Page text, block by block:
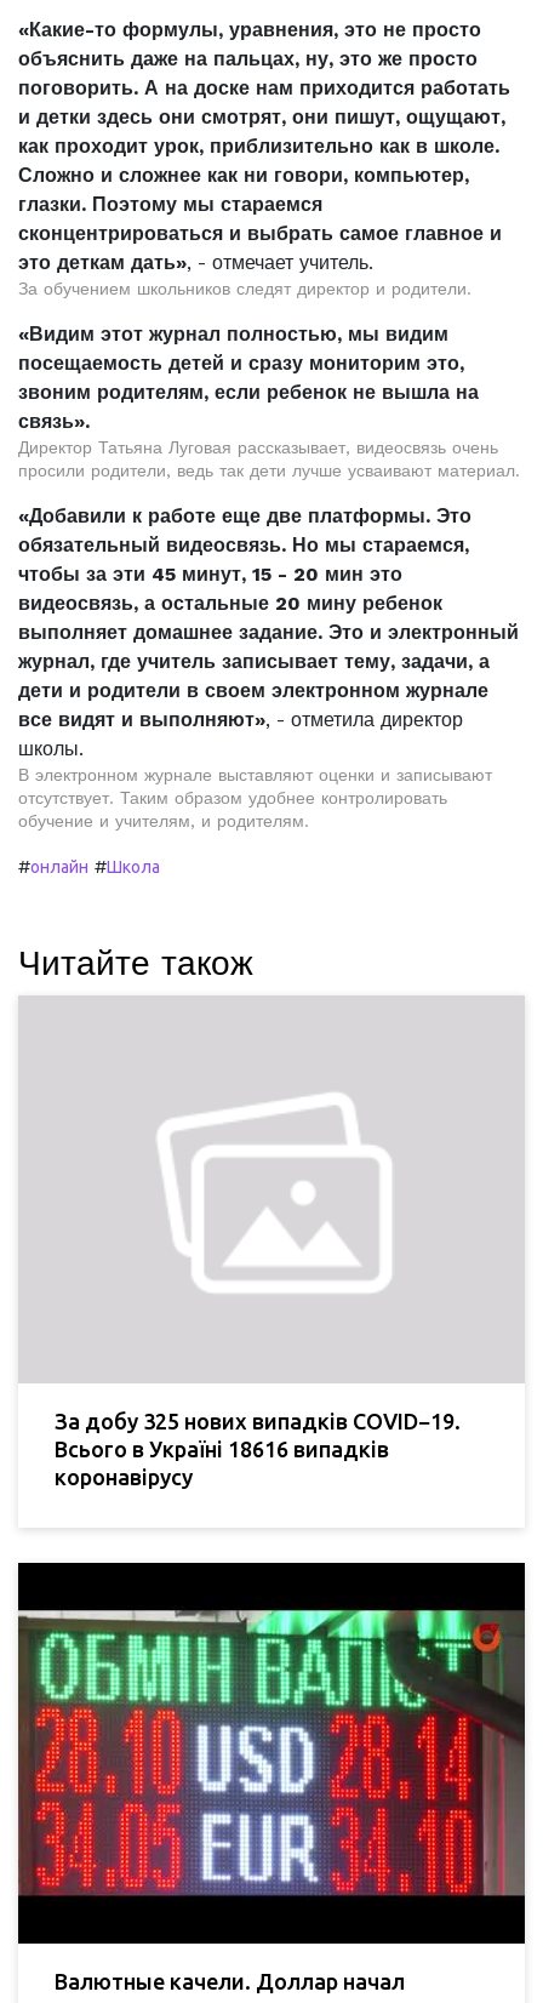
«Какие-то формулы, уравнения, это не просто
объяснить даже на пальцах, ну, это же просто
поговорить. А на доске нам приходится работать
и детки здесь они смотрят, они пишут, ощущают,
как проходит урок, приблизительно как в школе.
Сложно и сложнее как ни говори, компьютер,
глазки. Поэтому мы стараемся
сконцентрироваться и выбрать самое главное и
это деткам дать», - отмечает учитель.
За обучением школьников следят директор и родители.
«Видим этот журнал полностью, мы видим
посещаемость детей и сразу мониторим это,
звоним родителям, если ребенок не вышла на
связь».
Директор Татьяна Луговая рассказывает, видеосвязь очень
просили родители, ведь так дети лучше усваивают материал.
«Добавили к работе еще две платформы. Это
обязательный видеосвязь. Но мы стараемся,
чтобы за эти 45 минут, 15 - 20 мин это
видеосвязь, а остальные 20 мину ребенок
выполняет домашнее задание. Это и электронный
журнал, где учитель записывает тему, задачи, а
дети и родители в своем электронном журнале
все видят и выполняют», - отметила директор
школы.
В электронном журнале выставляют оценки и записывают
отсутствует. Таким образом удобнее контролировать
обучение и учителям, и родителям.
#онлайн #Школа
Читайте також
За добу 325 нових випадків COVID−19.
Всього в Україні 18616 випадків
коронавірусу
Валютные качели. Доллар начал